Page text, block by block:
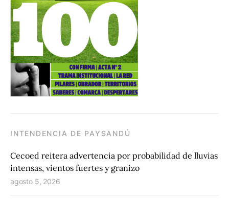
INTENDENCIA DE PAYSANDÚ
Cecoed reitera advertencia por probabilidad de lluvias
intensas, vientos fuertes y granizo
agosto 5, 2026